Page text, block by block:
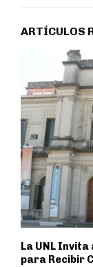
ARTÍCULOS
La UNL
para Recibir